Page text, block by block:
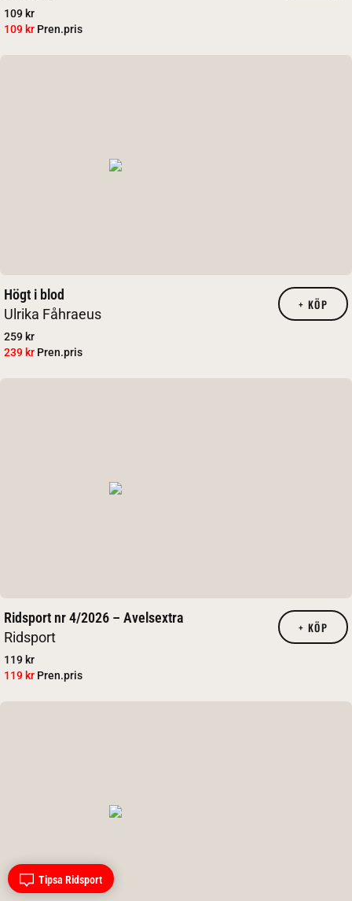
109 kr
109 kr Pren.pris
Högt i blod
Ulrika Fåhraeus
259 kr
239 kr Pren.pris
+ KÖP
Ridsport nr 4/2026 – Avelsextra
Ridsport
119 kr
119 kr Pren.pris
+ KÖP
Tipsa Ridsport